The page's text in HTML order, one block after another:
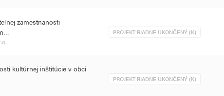
zamestnanosti
PROJEKT RIADNE UKONČENÝ (K)
kultúrnej inštitúcie v obci
PROJEKT RIADNE UKONČENÝ (K)